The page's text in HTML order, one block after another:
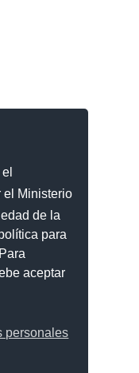
el Ministerio
de la
para
aceptar
personales